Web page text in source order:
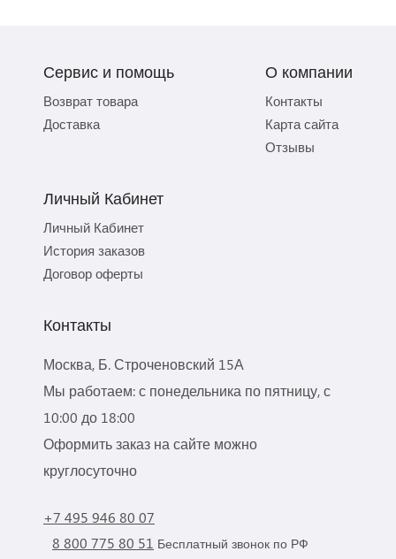
Сервис и помощь
Возврат товара
Доставка
О компании
Контакты
Карта сайта
Отзывы
Личный Кабинет
Личный Кабинет
История заказов
Договор оферты
Контакты
Москва, Б. Строченовский 15А
Мы работаем: с понедельника по пятницу, с
10:00 до 18:00
Оформить заказ на сайте можно
круглосуточно
+7 495 946 80 07
8 800 775 80 51 Бесплатный звонок по РФ